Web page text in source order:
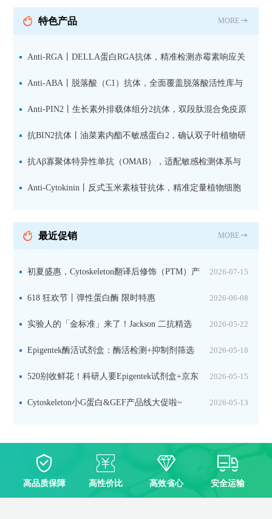
抗 现货
特色产品 MORE
Anti-RGA丨DELLA蛋白RGA抗体，精准检测赤霉素响应关
键抑制因子
Anti-ABA丨脱落酸（C1）抗体，全面覆盖脱落酸活性库与
储存库
Anti-PIN2丨生长素外排载体组分2抗体，双段肽混合免疫原
设计方案
抗BIN2抗体丨油菜素内酯不敏感蛋白2，确认双子叶植物研
究数据特异性
抗Aβ寡聚体特异性单抗（OMAB），适配敏感检测体系与
活细胞实验
Anti-Cytokinin丨反式玉米素核苷抗体，精准定量植物细胞
最近促销 MORE
2026-07-15
初夏盛惠，Cytoskeleton翻译后修饰（PTM）产
品线放价啦！ 2026-06-08
618 狂欢节丨弹性蛋白酶 限时特惠
2026-05-22
实验人的「金标准」来了！Jackson 二抗精选
限时一口价，手慢无！ 2026-05-18
Epigentek酶活试剂盒：酶活检测+抑制剂筛选
双赋能，下单即赠京东卡 2026-05-15
520别收鲜花！科研人要Epigentek试剂盒+京东
卡！ 2026-05-13
Cytoskeleton小G蛋白&GEF产品线大促啦~
高品质保障 高性价比 高效省心 安全运输